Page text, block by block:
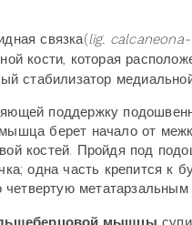
связка(lig. calcaneona-
кости, которая
стабилизатор
поддержку
берет начало от
костей. Пройдя под
одна часть крепится к
четвертую